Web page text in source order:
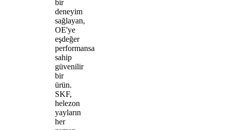
bir
deneyim
sağlayan,
OE'ye
eşdeğer
performansa
sahip
güvenilir
bir
ürün.
SKF,
helezon
yayların
her